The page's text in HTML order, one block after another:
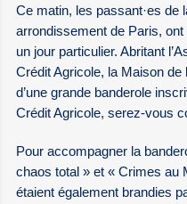
Ce matin, les passant·es de
arrondissement de Paris,
un jour particulier. Abritant
Crédit Agricole, la Maison
d’une grande banderole
Crédit Agricole, serez-vous
Pour accompagner la
chaos total » et « Crimes au
étaient également brandies